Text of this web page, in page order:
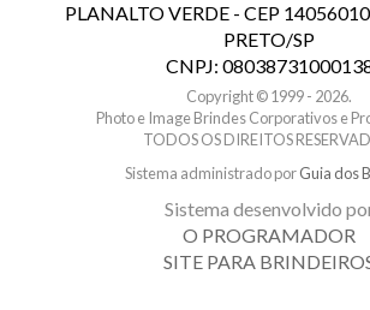
PLANALTO VERDE - CEP
PRETO/SP
CNPJ:
Copyright © 1999 - 2026.
Photo e Image Brindes Corporativos e
TODOS OS DIREITOS
Sistema administrado porGuia dos
Sistema desenvolvido
O PROGRAMADOR
SITE PARA